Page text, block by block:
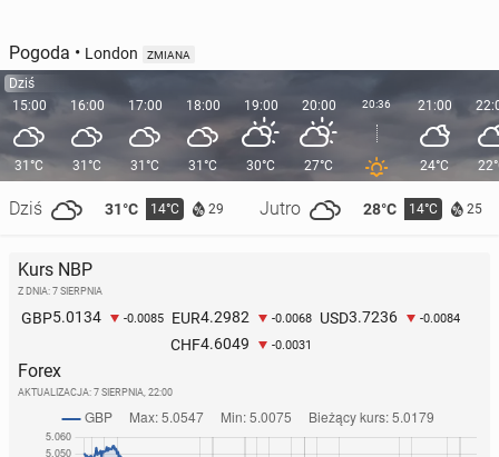
Pogoda • London ZMIANA
Dziś
15:00
31°C
Dziś 31°C 14°C 29 Jutro 28°C 14°C 25
16:00
31°C
17:00
31°C
18:00
31°C
19:00
30°C
20:00
27°C
20:36 21:00
24°C
Kurs NBP
Z DNIA: 7 SIERPNIA
GBP5.0134 -0.0085 EUR4.2982 -0.0068 USD3.7236 -0.0084
CHF4.6049 -0.0031
Forex
AKTUALIZACJA: 7 SIERPNIA, 22:00